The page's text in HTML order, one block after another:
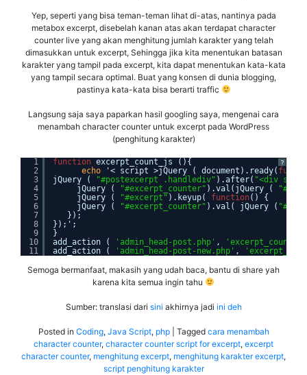
Yep, seperti yang bisa teman-teman lihat di-atas, nantinya pada
metabox excerpt, disebelah kanan atas akan terdapat character
counter live yang akan menghitung jumlah karakter yang telah
dimasukkan untuk excerpt, Sehingga jika kita menentukan batasan
karakter yang tampil pada excerpt, kita dapat menentukan kata-kata
yang tampil secara optimal. Buat yang konsen di dunia blogging,
pastinya kata-kata bisa berarti traffic
Langsung saja saya paparkan hasil googling saya, mengenai cara
menambah character counter untuk excerpt pada WordPress
(penghitung karakter)
?
1
2
3
4
5
6
7
8
9
10
11
function excerpt_count_js (){
echo
'< script >jQuery ( document).ready(
jQuery (
"#postexcerpt .handlediv" ).after( "<div
jQuery (
"#excerpt_counter" ).val(jQuery (
jQuery (
"#excerpt" ).keyup( function() {
jQuery (
"#excerpt_counter" ).val( jQuery (
});
});';
}
add_action (
'admin_head-post.php' ,
add_action (
'admin_head-post-new.php' ,
Semoga bermanfaat, makasih yang udah baca, bantu di share yah
karena kita semua ingin tahu
Sumber: translasi dari sini akhirnya jadi ini deh
Posted in Coding, Java Script, php| Tagged cara menambah
character counter, character counter script for excerpt, excerpt
character counter, menghitung excerpt, menghitung karakter excerpt,
script penghitung karakter